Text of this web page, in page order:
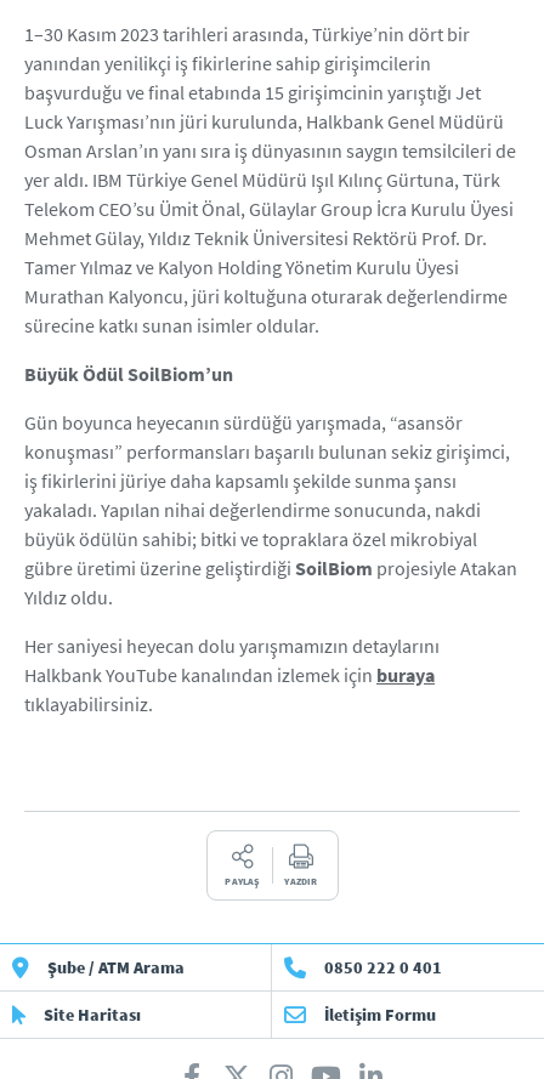
1–30 Kasım 2023 tarihleri arasında, Türkiye’nin dört bir
yanından yenilikçi iş fikirlerine sahip girişimcilerin
başvurduğu ve final etabında 15 girişimcinin yarıştığı Jet
Luck Yarışması’nın jüri kurulunda, Halkbank Genel Müdürü
Osman Arslan’ın yanı sıra iş dünyasının saygın temsilcileri de
yer aldı. IBM Türkiye Genel Müdürü Işıl Kılınç Gürtuna, Türk
Telekom CEO’su Ümit Önal, Gülaylar Group İcra Kurulu Üyesi
Mehmet Gülay, Yıldız Teknik Üniversitesi Rektörü Prof. Dr.
Tamer Yılmaz ve Kalyon Holding Yönetim Kurulu Üyesi
Murathan Kalyoncu, jüri koltuğuna oturarak değerlendirme
sürecine katkı sunan isimler oldular.
Büyük Ödül SoilBiom’un
Gün boyunca heyecanın sürdüğü yarışmada, “asansör
konuşması” performansları başarılı bulunan sekiz girişimci,
iş fikirlerini jüriye daha kapsamlı şekilde sunma şansı
yakaladı. Yapılan nihai değerlendirme sonucunda, nakdi
büyük ödülün sahibi; bitki ve topraklara özel mikrobiyal
gübre üretimi üzerine geliştirdiği SoilBiom projesiyle Atakan
Yıldız oldu.
Her saniyesi heyecan dolu yarışmamızın detaylarını
Halkbank YouTube kanalından izlemek için buraya
tıklayabilirsiniz.
PAYLAŞ YAZDIR
Şube / ATM Arama 0850 222 0 401
Site Haritası İletişim Formu